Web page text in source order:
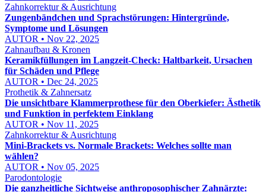
Zahnkorrektur & Ausrichtung
Zungenbändchen und Sprachstörungen: Hintergründe,
Symptome und Lösungen
AUTOR • Nov 22, 2025
Zahnaufbau & Kronen
Keramikfüllungen im Langzeit-Check: Haltbarkeit, Ursachen
für Schäden und Pflege
AUTOR • Dec 24, 2025
Prothetik & Zahnersatz
Die unsichtbare Klammerprothese für den Oberkiefer: Ästhetik
und Funktion in perfektem Einklang
AUTOR • Nov 11, 2025
Zahnkorrektur & Ausrichtung
Mini-Brackets vs. Normale Brackets: Welches sollte man
wählen?
AUTOR • Nov 05, 2025
Parodontologie
Die ganzheitliche Sichtweise anthroposophischer Zahnärzte: